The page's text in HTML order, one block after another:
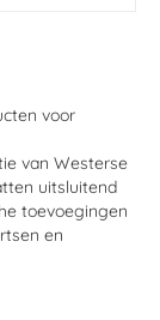
voor
van Westerse
uitsluitend
toevoegingen
en